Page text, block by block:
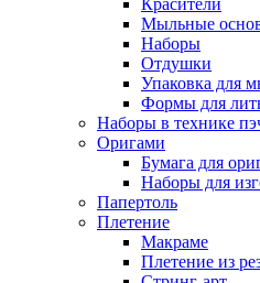
Красители
Мыльные
Наборы
Отдушки
Упаковка для
Формы для
Наборы в технике
Оригами
Бумага для
Наборы для
Папертоль
Плетение
Макраме
Плетение из